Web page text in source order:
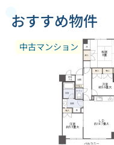
おすすめ物件
中古マンション